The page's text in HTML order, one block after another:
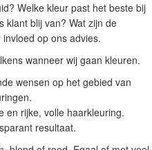
Welke kleur past het beste bij
klant blij van? Wat zijn de
op ons advies.
wanneer wij gaan kleuren.
wensen op het gebied van
en rijke, volle haarkleuring.
resultaat.